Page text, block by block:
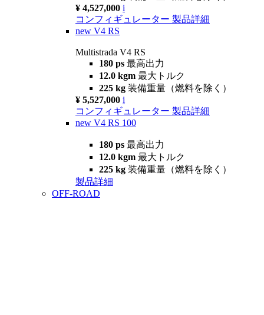
¥ 4,527,000 i
コンフィギュレーター 製品詳細
new V4 RS
Multistrada V4 RS
180 ps 最高出力
12.0 kgm 最大トルク
225 kg 装備重量（燃料を除く）
¥ 5,527,000 i
コンフィギュレーター 製品詳細
new V4 RS 100
180 ps 最高出力
12.0 kgm 最大トルク
225 kg 装備重量（燃料を除く）
製品詳細
OFF-ROAD